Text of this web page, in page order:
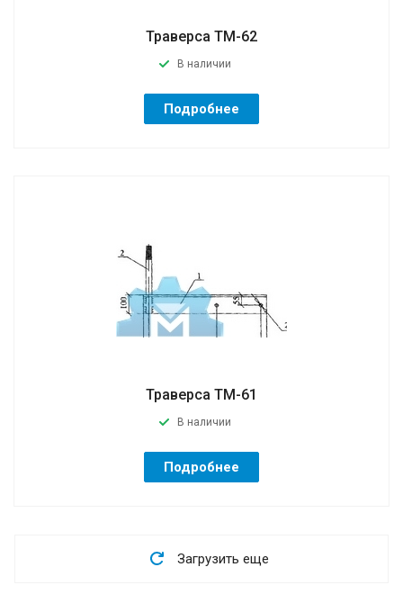
Траверса ТМ-62
В наличии
Подробнее
Траверса ТМ-61
В наличии
Подробнее
Загрузить еще